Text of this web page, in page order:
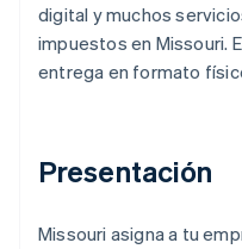
digital y muchos
impuestos en Missouri.
entrega en formato
Presentación
Missouri asigna a tu